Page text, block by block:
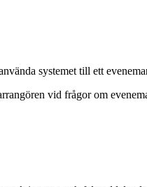
systemet till ett
vid frågor om